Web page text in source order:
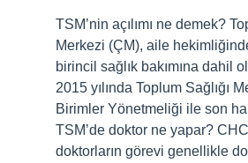
TSM’nin açılımı ne demek?
Merkezi (ÇM), aile
birincil sağlık bakımına dahil
2015 yılında Toplum Sağlığı
Birimler Yönetmeliği ile son
TSM’de doktor ne yapar?
doktorların görevi genellikle